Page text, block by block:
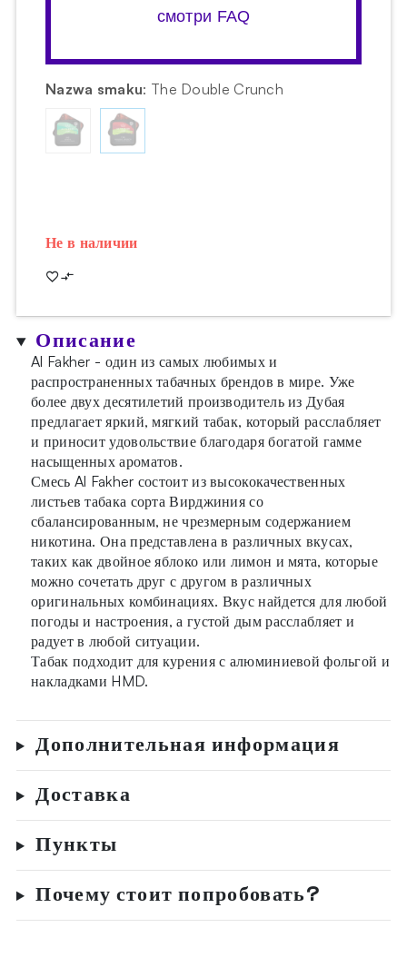
смотри FAQ
Nazwa smaku: The Double Crunch
Не в наличии
Описание
Al Fakher - один из самых любимых и
распространенных табачных брендов в мире. Уже
более двух десятилетий производитель из Дубая
предлагает яркий, мягкий табак, который расслабляет
и приносит удовольствие благодаря богатой гамме
насыщенных ароматов.
Смесь Al Fakher состоит из высококачественных
листьев табака сорта Вирджиния со
сбалансированным, не чрезмерным содержанием
никотина. Она представлена в различных вкусах,
таких как двойное яблоко или лимон и мята, которые
можно сочетать друг с другом в различных
оригинальных комбинациях. Вкус найдется для любой
погоды и настроения, а густой дым расслабляет и
радует в любой ситуации.
Табак подходит для курения с алюминиевой фольгой и
накладками HMD.
Дополнительная информация
Доставка
Пункты
Почему стоит попробовать?